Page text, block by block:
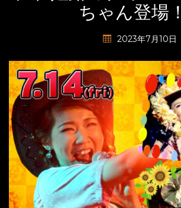
ちゃん登場！
2023年7月10日